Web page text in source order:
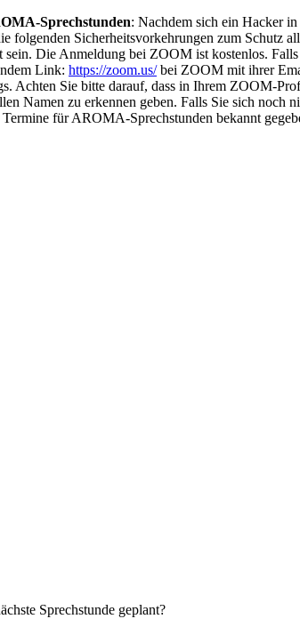
Sprechstunden: Nachdem sich ein Hacker
folgenden Sicherheitsvorkehrungen zum
Die Anmeldung bei ZOOM ist kostenlos.
Link: https://zoom.us/bei ZOOM mit ihrer
Achten Sie bitte darauf, dass in Ihrem ZOOM-
Namen zu erkennen geben. Falls Sie sich noch
für AROMA-Sprechstunden bekannt
Sprechstunde geplant?